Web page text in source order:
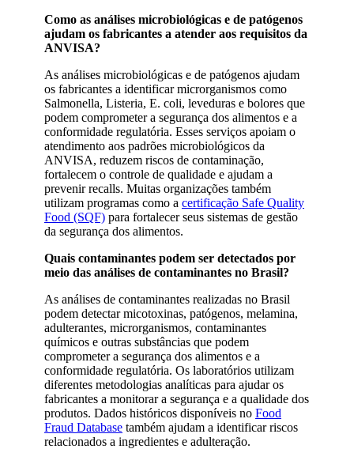
Como as análises microbiológicas e de patógenos
ajudam os fabricantes a atender aos requisitos da
ANVISA?
As análises microbiológicas e de patógenos ajudam
os fabricantes a identificar microrganismos como
Salmonella, Listeria, E. coli, leveduras e bolores que
podem comprometer a segurança dos alimentos e a
conformidade regulatória. Esses serviços apoiam o
atendimento aos padrões microbiológicos da
ANVISA, reduzem riscos de contaminação,
fortalecem o controle de qualidade e ajudam a
prevenir recalls. Muitas organizações também
utilizam programas como a certificação Safe Quality
Food (SQF) para fortalecer seus sistemas de gestão
da segurança dos alimentos.
Quais contaminantes podem ser detectados por
meio das análises de contaminantes no Brasil?
As análises de contaminantes realizadas no Brasil
podem detectar micotoxinas, patógenos, melamina,
adulterantes, microrganismos, contaminantes
químicos e outras substâncias que podem
comprometer a segurança dos alimentos e a
conformidade regulatória. Os laboratórios utilizam
diferentes metodologias analíticas para ajudar os
fabricantes a monitorar a segurança e a qualidade dos
produtos. Dados históricos disponíveis no Food
Fraud Database também ajudam a identificar riscos
relacionados a ingredientes e adulteração.